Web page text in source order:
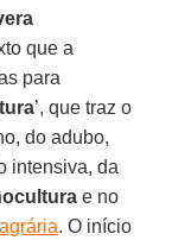
que a
para
’, que traz o
do adubo,
intensiva, da
e no
. O início